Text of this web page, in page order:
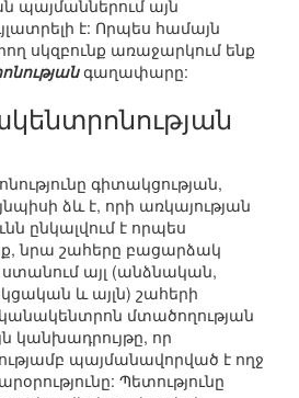
այն
է: Որպես համայն
սկզբունք առաջարկում ենք
գաղափարը:
գիտակցության,
ձև է, որի առկայության
ընկալվում է որպես
նրա շահերը բացարձակ
ստանում այլ (անձնական,
և այլն) շահերի
մտածողության
կանխադրույթը, որ
պայմանավորված է ողջ
Պետությունը